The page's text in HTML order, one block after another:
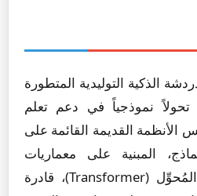
الذكية التوليدية المتطورة
(SOTA) مثل ChatGPT تحولاً نموذجياً في دعم تعلم
الأنظمة القديمة القائمة على
المبنية على معماريات
الشبكات العصبية مثل المُحوِّل (Transformer)، قادرة